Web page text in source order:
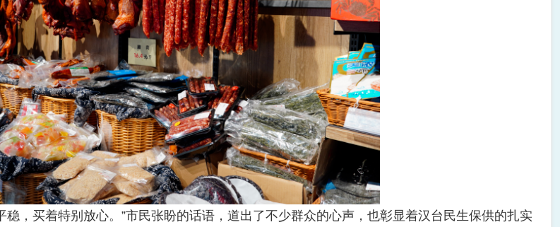
买着特别放心。”市民张盼的话语，道出了不少群众的心声，也彰显着汉台民生保供的扎实